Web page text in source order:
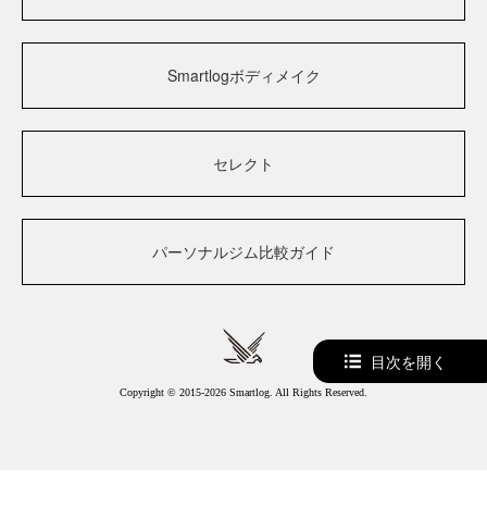
Smartlogボディメイク
セレクト
パーソナルジム比較ガイド
Copyright © 2015-2026 Smartlog. All Rights Reserved.
目次を開く